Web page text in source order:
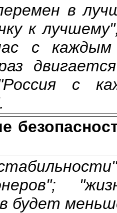
в
к
с
с
будет